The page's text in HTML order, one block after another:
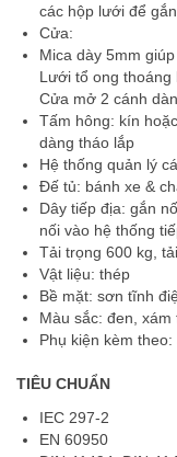
các hộp lưới để
Cửa:
Mica dày 5mm
Lưới tổ ong thoáng
Cửa mở 2 cánh
Tấm hông: kín
dàng tháo lắp
Hệ thống quản lý
Đế tủ: bánh xe &
Dây tiếp địa: gắn
nối vào hệ thống
Tải trọng 600 kg,
Vật liệu: thép
Bề mặt: sơn tĩnh
Màu sắc: đen, xám
Phụ kiện kèm
TIÊU CHUẨN
IEC 297-2
EN 60950